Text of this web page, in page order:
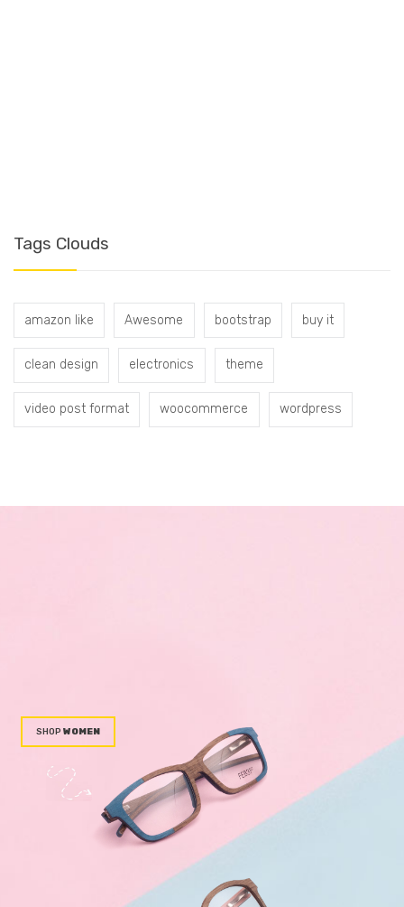
Tags Clouds
amazon like Awesome bootstrap buy it
clean design electronics theme
video post format woocommerce wordpress
WOMEN